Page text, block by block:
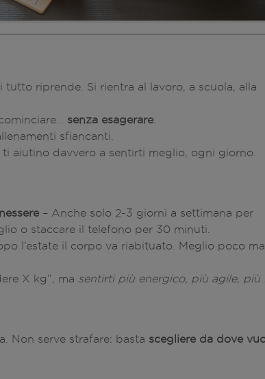
riprende. Si rientra al lavoro, a scuola, alla
senza esagerare
sfiancanti.
ti aiutino davvero a sentirti meglio, ogni giorno.
– Anche solo 2-3 giorni a settimana per
o staccare il telefono per 30 minuti.
l’estate il corpo va riabituato. Meglio poco ma
X kg”, ma sentirti più energico, più agile, più
Non serve strafare: basta scegliere da dove